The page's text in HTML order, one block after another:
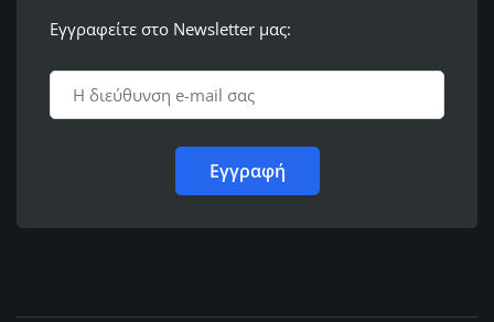
Εγγραφείτε στο Newsletter μας: